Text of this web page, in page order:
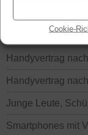
Cookie-
HANDYVERTRAG
Handyvertrag
Handyvertrag
Handyvertrag
Junge Leute,
Smartphones mit